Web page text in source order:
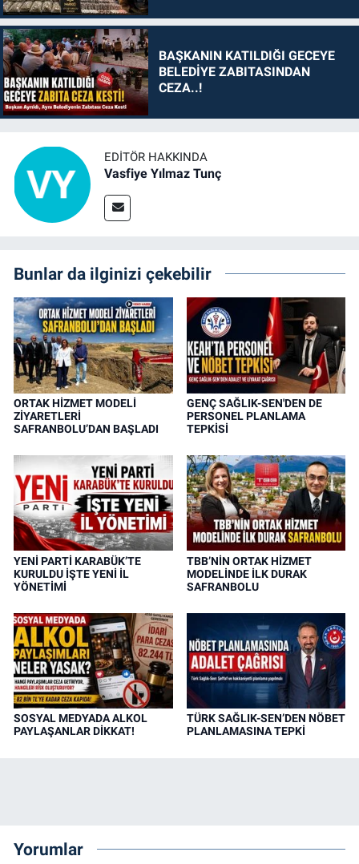
BAŞKANIN KATILDIĞI GECEYE
BELEDİYE ZABITASINDAN
CEZA..!
EDITÖR HAKKINDA
Vasfiye Yılmaz Tunç
Bunlar da ilginizi çekebilir
ORTAK HİZMET MODELİ
ZİYARETLERİ
SAFRANBOLU’DAN BAŞLADI
GENÇ SAĞLIK-SEN'DEN DE
PERSONEL PLANLAMA
TEPKİSİ
YENİ PARTİ KARABÜK’TE
KURULDU İŞTE YENİ İL
YÖNETİMİ
TBB’NİN ORTAK HİZMET
MODELİNDE İLK DURAK
SAFRANBOLU
SOSYAL MEDYADA ALKOL
PAYLAŞANLAR DİKKAT!
TÜRK SAĞLIK-SEN’DEN NÖBET
PLANLAMASINA TEPKİ
Yorumlar